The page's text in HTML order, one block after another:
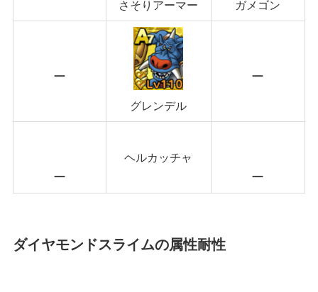
さそりアーマー ガメゴン
ー
グレンデル
ー
ー
ヘルカッチャ
ー
ダイヤモンドスライムの属性耐性